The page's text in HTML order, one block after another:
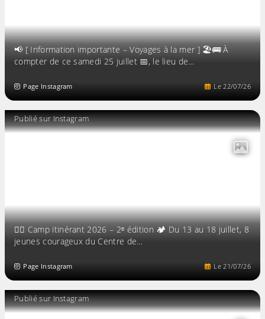
📢 [ Information importante – Voyages à la mer ] 🏖️🚌 À
compter de ce samedi 25 juillet 📅, le lieu de…
Le22/07/26
Page Instagram
Publié sur Instagram
🚴‍♂️ Camp itinérant 2026 – 2ᵉ édition 🏕️ Du 13 au 18 juillet, 8
jeunes courageux du Centre de…
Le21/07/26
Page Instagram
Publié sur Instagram